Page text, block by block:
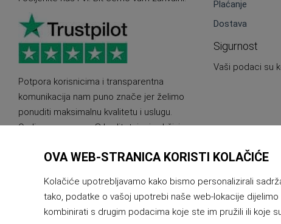
Potpora korisnicima i transparentna
komunikacija nam puno znače jer želimo
ponuditi maksimalnu kvalitetu i uslugu.
Ovdje smo za vas. S kvalitetnim i održivim
Plaćanje
Dostava
Sigurnost
Vaši podaci su
OVA WEB-STRANICA KORISTI KOLAČIĆE
Kolačiće upotrebljavamo kako bismo personalizirali
tako, podatke o vašoj upotrebi naše web-lokacije
kombinirati s drugim podacima koje ste im pružili ili koje